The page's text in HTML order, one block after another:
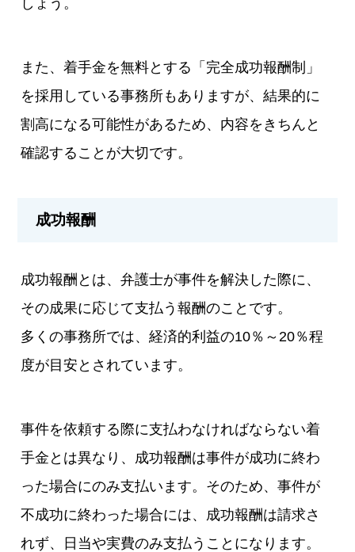
しょう。
また、着手金を無料とする「完全成功報酬制」
を採用している事務所もありますが、結果的に
割高になる可能性があるため、内容をきちんと
確認することが大切です。
成功報酬
成功報酬とは、弁護士が事件を解決した際に、
その成果に応じて支払う報酬のことです。
多くの事務所では、経済的利益の10％～20％程
度が目安とされています。
事件を依頼する際に支払わなければならない着
手金とは異なり、成功報酬は事件が成功に終わ
った場合にのみ支払います。そのため、事件が
不成功に終わった場合には、成功報酬は請求さ
れず、日当や実費のみ支払うことになります。